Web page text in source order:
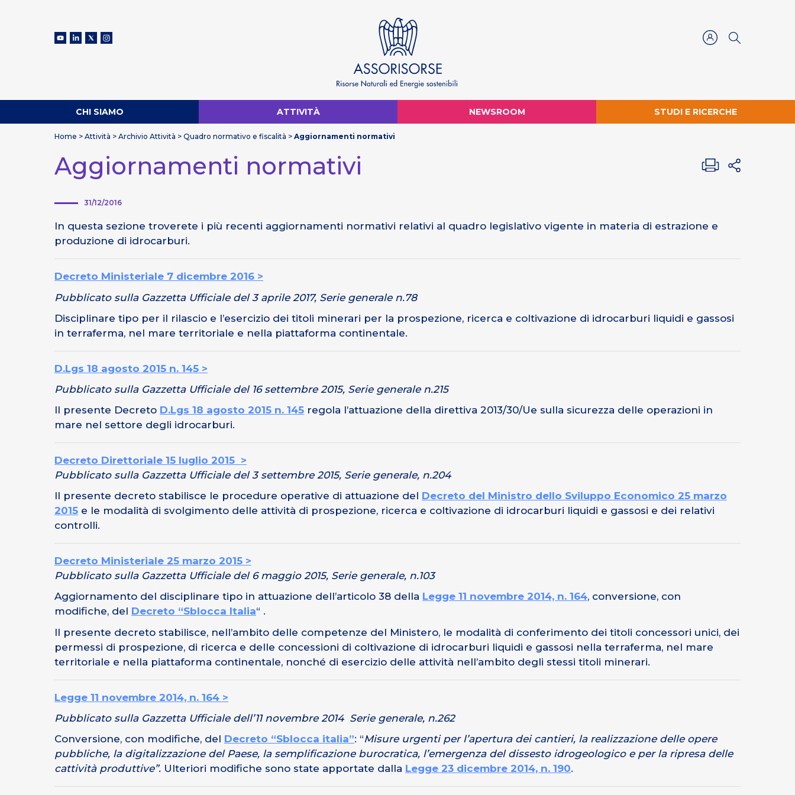
CHI SIAMO ATTIVITÀ NEWSROOM STUDI E RICERCHE
Home > Attività > Archivio Attività > Quadro normativo e fiscalità > Aggiornamenti normativi
Aggiornamenti normativi
31/12/2016
In questa sezione troverete i più recenti aggiornamenti normativi relativi al quadro legislativo vigente in materia di estrazione e
produzione di idrocarburi.
Decreto Ministeriale 7 dicembre 2016 >
Pubblicato sulla Gazzetta Ufficiale del 3 aprile 2017, Serie generale n.78
Disciplinare tipo per il rilascio e l’esercizio dei titoli minerari per la prospezione, ricerca e coltivazione di idrocarburi liquidi e gassosi
in terraferma, nel mare territoriale e nella piattaforma continentale.
D.Lgs 18 agosto 2015 n. 145 >
Pubblicato sulla Gazzetta Ufficiale del 16 settembre 2015, Serie generale n.215
Il presente Decreto D.Lgs 18 agosto 2015 n. 145 regola l’attuazione della direttiva 2013/30/Ue sulla sicurezza delle operazioni in
mare nel settore degli idrocarburi.
Decreto Direttoriale 15 luglio 2015 >
Pubblicato sulla Gazzetta Ufficiale del 3 settembre 2015, Serie generale, n.204
Il presente decreto stabilisce le procedure operative di attuazione del Decreto del Ministro dello Sviluppo Economico 25 marzo
2015 e le modalità di svolgimento delle attività di prospezione, ricerca e coltivazione di idrocarburi liquidi e gassosi e dei relativi
controlli.
Decreto Ministeriale 25 marzo 2015 >
Pubblicato sulla Gazzetta Ufficiale del 6 maggio 2015, Serie generale, n.103
Aggiornamento del disciplinare tipo in attuazione dell’articolo 38 della Legge 11 novembre 2014, n. 164, conversione, con
modifiche, del Decreto “Sblocca Italia“ .
Il presente decreto stabilisce, nell’ambito delle competenze del Ministero, le modalità di conferimento dei titoli concessori unici, dei
permessi di prospezione, di ricerca e delle concessioni di coltivazione di idrocarburi liquidi e gassosi nella terraferma, nel mare
territoriale e nella piattaforma continentale, nonché di esercizio delle attività nell’ambito degli stessi titoli minerari.
Legge 11 novembre 2014, n. 164 >
Pubblicato sulla Gazzetta Ufficiale dell’11 novembre 2014 Serie generale, n.262
Conversione, con modifiche, del Decreto “Sblocca italia”: “Misure urgenti per l’apertura dei cantieri, la realizzazione delle opere
pubbliche, la digitalizzazione del Paese, la semplificazione burocratica, l’emergenza del dissesto idrogeologico e per la ripresa delle
cattività produttive”. Ulteriori modifiche sono state apportate dalla Legge 23 dicembre 2014, n. 190.